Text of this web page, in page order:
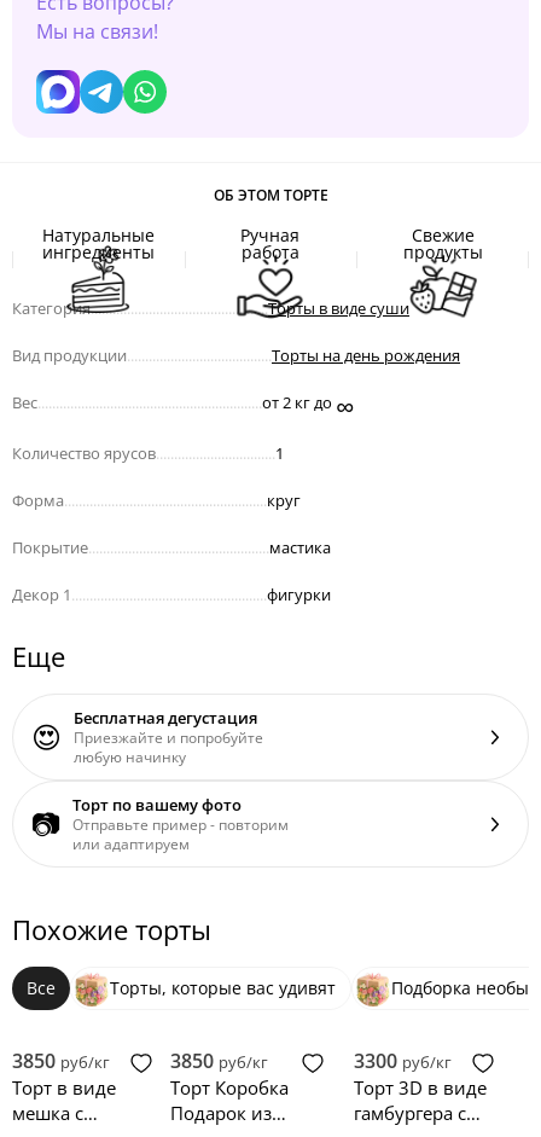
Мы на связи!
ОБ ЭТОМ ТОРТЕ
Натуральные
ингредиенты
Ручная
работа
Свежие
продукты
Категория.................................................Торты в виде суши
Вид продукции Торты на день рождения
Вес от 2 кг до ∞
Количество ярусов 1
Форма круг
Покрытие мастика
Декор 1 фигурки
Еще
😍 Бесплатная дегустация
Приезжайте и попробуйте
любую начинку
📷 Торт по вашему фото
Отправьте пример - повторим
или адаптируем
Похожие торты
Все Торты, которые вас удивят Подборка
3850 руб/кг
Торт в виде
мешка с
3850 руб/кг
Торт Коробка
Подарок из
3300 руб/кг
Торт 3D в виде
гамбургера с